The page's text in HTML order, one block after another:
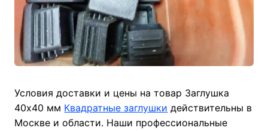
Условия доставки и цены на товар Заглушка
40х40 мм Квадратные заглушки действительны в
Москве и области. Наши профессиональные